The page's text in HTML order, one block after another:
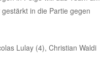
in die Partie gegen
Lulay (4), Christian Waldi